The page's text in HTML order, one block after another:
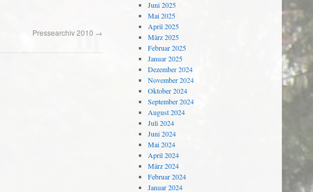
Pressearchiv 2010 →
Juni 2025
Mai 2025
April 2025
März 2025
Februar 2025
Januar 2025
Dezember 2024
November 2024
Oktober 2024
September 2024
August 2024
Juli 2024
Juni 2024
Mai 2024
April 2024
März 2024
Februar 2024
Januar 2024